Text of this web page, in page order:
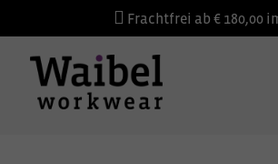
Frachtfrei ab € 180,00